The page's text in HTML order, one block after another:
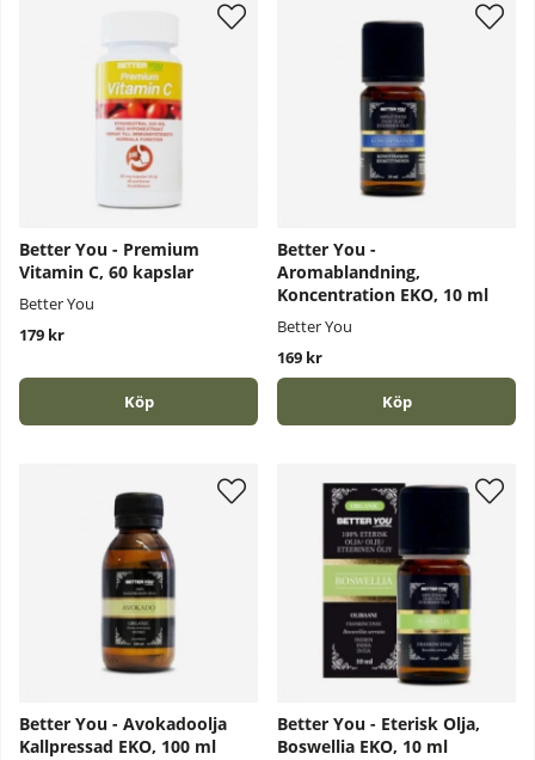
Better You - Premium
Vitamin C, 60 kapslar
Better You
179 kr
Köp
Better You -
Aromablandning,
Koncentration EKO, 10 ml
Better You
169 kr
Köp
Better You - Avokadoolja
Kallpressad EKO, 100 ml
Better You - Eterisk Olja,
Boswellia EKO, 10 ml